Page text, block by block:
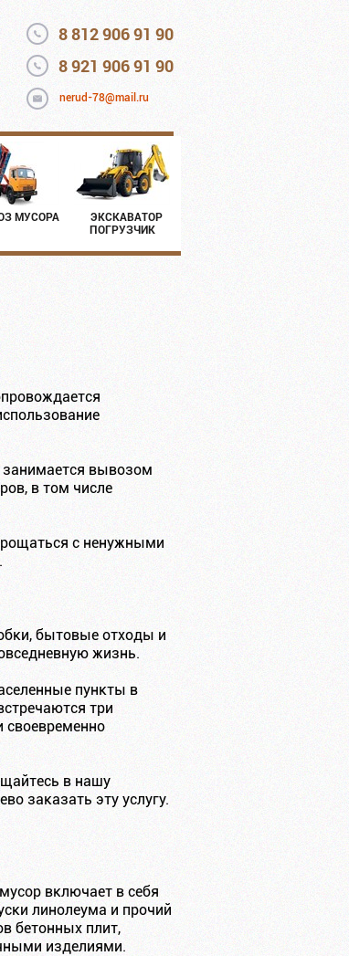
8 812 906 91 90
8 921 906 91 90
nerud-78@mail.ru
МУСОРА
ЭКСКАВАТОР
ПОГРУЗЧИК
занимается вывозом
в том числе
с ненужными
бытовые отходы и
жизнь.
пункты в
три
своевременно
в нашу
заказать эту услугу.
включает в себя
линолеума и прочий
бетонных плит,
изделиями.